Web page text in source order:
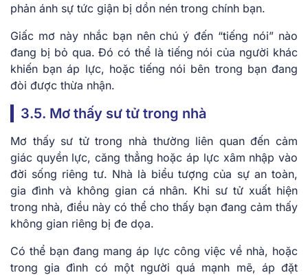
phản ánh sự tức giận bị dồn nén trong chính bạn.
Giấc mơ này nhắc bạn nên chú ý đến “tiếng nói” nào
đang bị bỏ qua. Đó có thể là tiếng nói của người khác
khiến bạn áp lực, hoặc tiếng nói bên trong bạn đang
đòi được thừa nhận.
3.5. Mơ thấy sư tử trong nhà
Mơ thấy sư tử trong nhà thường liên quan đến cảm
giác quyền lực, căng thẳng hoặc áp lực xâm nhập vào
đời sống riêng tư. Nhà là biểu tượng của sự an toàn,
gia đình và không gian cá nhân. Khi sư tử xuất hiện
trong nhà, điều này có thể cho thấy bạn đang cảm thấy
không gian riêng bị đe dọa.
Có thể bạn đang mang áp lực công việc về nhà, hoặc
trong gia đình có một người quá mạnh mẽ, áp đặt